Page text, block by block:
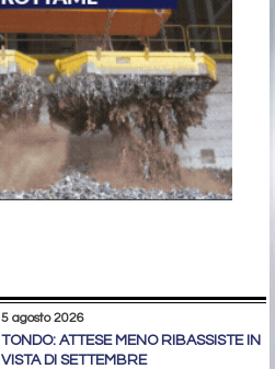
5 agosto 2026
TONDO: ATTESE MENO RIBASSISTE IN
VISTA DI SETTEMBRE